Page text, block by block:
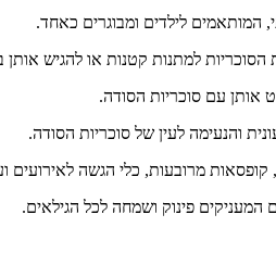
המותאמים לילדים ומבוגרים כאחד.
הסוכריות למתנות קטנות או להגיש
אותן עם סוכריות הסודה.
והנעימה לעין של סוכריות הסודה.
קופסאות מרובעות, כלי הגשה לאירועים
המעניקים פינוק ושמחה לכל הגילאים.